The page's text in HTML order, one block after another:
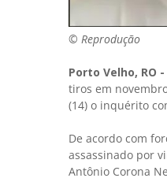
© Reprodução
Porto Velho, RO -
tiros em
(14) o inquérito
De acordo com
assassinado por
Antônio Corona